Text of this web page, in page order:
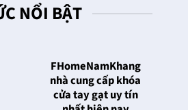
NỔI BẬT
FHomeNamKhang
nhà cung cấp khóa
cửa tay gạt uy tín